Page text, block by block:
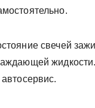
свечей